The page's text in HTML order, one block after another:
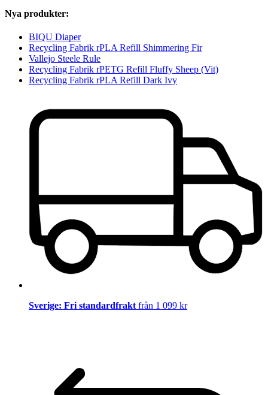
Nya produkter:
BIQU Diaper
Recycling Fabrik rPLA Refill Shimmering Fir
Vallejo Steele Rule
Recycling Fabrik rPETG Refill Fluffy Sheep (Vit)
Recycling Fabrik rPLA Refill Dark Ivy
Sverige: Fri standardfrakt från 1 099 kr